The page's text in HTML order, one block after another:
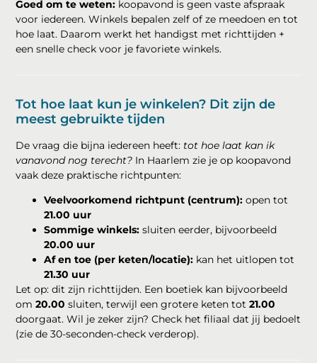
Goed om te weten: koopavond is geen vaste afspraak
voor iedereen. Winkels bepalen zelf of ze meedoen en tot
hoe laat. Daarom werkt het handigst met richttijden +
een snelle check voor je favoriete winkels.
Tot hoe laat kun je winkelen? Dit zijn de
meest gebruikte tijden
De vraag die bijna iedereen heeft: tot hoe laat kan ik
vanavond nog terecht? In Haarlem zie je op koopavond
vaak deze praktische richtpunten:
Veelvoorkomend richtpunt (centrum): open tot
21.00 uur
Sommige winkels: sluiten eerder, bijvoorbeeld
20.00 uur
Af en toe (per keten/locatie): kan het uitlopen tot
21.30 uur
Let op: dit zijn richttijden. Een boetiek kan bijvoorbeeld
om20.00 sluiten, terwijl een grotere keten tot21.00
doorgaat. Wil je zeker zijn? Check het filiaal dat jij bedoelt
(zie de 30-seconden-check verderop).